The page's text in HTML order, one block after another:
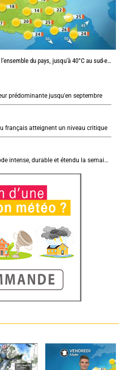
du pays, jusqu'à 40°C au sud-est
prédominante jusqu'en septembre
français atteignent un niveau critique
Cinquième canicule de l’été : un épisode intense, durable et étendu la semaine prochaine